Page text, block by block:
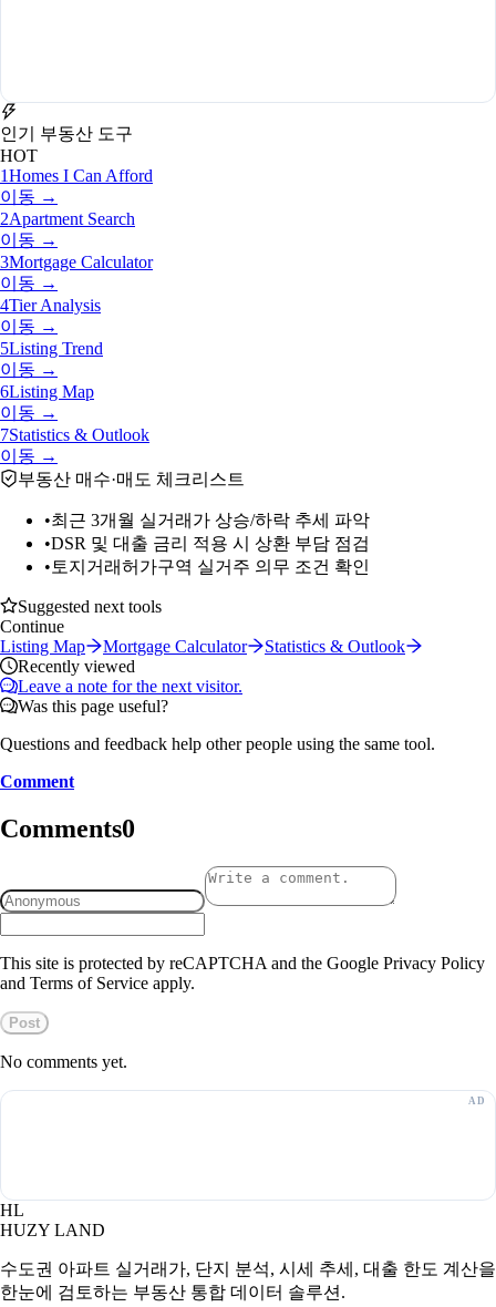
인기 부동산 도구
HOT
1Homes I Can Afford
이동 →
2Apartment Search
이동 →
3Mortgage Calculator
이동 →
4Tier Analysis
이동 →
5Listing Trend
이동 →
6Listing Map
이동 →
7Statistics & Outlook
이동 →
부동산 매수·매도 체크리스트
•최근 3개월 실거래가 상승/하락 추세 파악
•DSR 및 대출 금리 적용 시 상환 부담 점검
• 토지거래허가구역 실거주 의무 조건 확인
Suggested next tools
Continue
Listing Map
Mortgage Calculator
Statistics & Outlook
Recently viewed
Leave a note for the next visitor.
Was this page useful?
Questions and feedback help other people using the same tool.
Comment
Comments0
This site is protected by reCAPTCHA and the Google Privacy Policy
and Terms of Service apply.
Post
No comments yet.
HL
HUZY LAND
수도권 아파트 실거래가, 단지 분석, 시세 추세, 대출 한도 계산을
한눈에 검토하는 부동산 통합 데이터 솔루션.